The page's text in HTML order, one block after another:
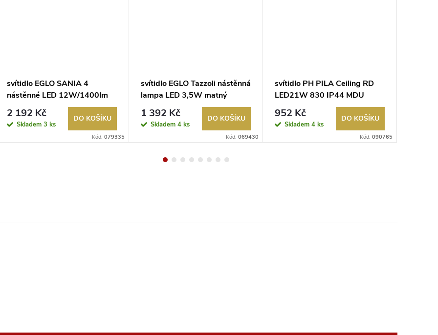
svítidlo EGLO SANIA 4
nástěnné LED 12W/1400lm
3000K matný nikl
2 192 Kč
Skladem 3 ks
DO KOŠÍKU
Kód: 079335
svítidlo EGLO Tazzoli nástěnná
lampa LED 3,5W matný
schrom , černá, výstup pro
nabíjení USB
1 392 Kč
Skladem 4 ks
DO KOŠÍKU
Kód: 069430
svítidlo PH PILA Ceiling RD
LED21W 830 IP44 MDU
senzor, 2750lm, prumer
345mm PHILIPS
952 Kč
Skladem 4 ks
DO KOŠÍKU
Kód: 090765